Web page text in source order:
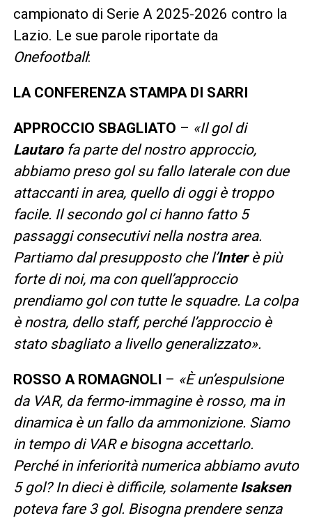
campionato di Serie A 2025-2026 contro la
Lazio. Le sue parole riportate da
Onefootball:
LA CONFERENZA STAMPA DI SARRI
APPROCCIO SBAGLIATO – «Il gol di
Lautarofa parte del nostro approccio,
abbiamo preso gol su fallo laterale con due
attaccanti in area, quello di oggi è troppo
facile. Il secondo gol ci hanno fatto 5
passaggi consecutivi nella nostra area.
Partiamo dal presupposto che l’Interè più
forte di noi, ma con quell’approccio
prendiamo gol con tutte le squadre. La colpa
è nostra, dello staff, perché l’approccio è
stato sbagliato a livello generalizzato».
ROSSO A ROMAGNOLI – «È un’espulsione
da VAR, da fermo-immagine è rosso, ma in
dinamica è un fallo da ammonizione. Siamo
in tempo di VAR e bisogna accettarlo.
Perché in inferiorità numerica abbiamo avuto
5 gol? In dieci è difficile, solamente Isaksen
poteva fare 3 gol. Bisogna prendere senza